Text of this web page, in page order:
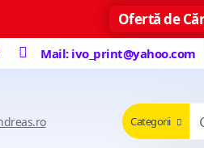
Ofertă de
Mail: ivo_print@yahoo.com
Categorii